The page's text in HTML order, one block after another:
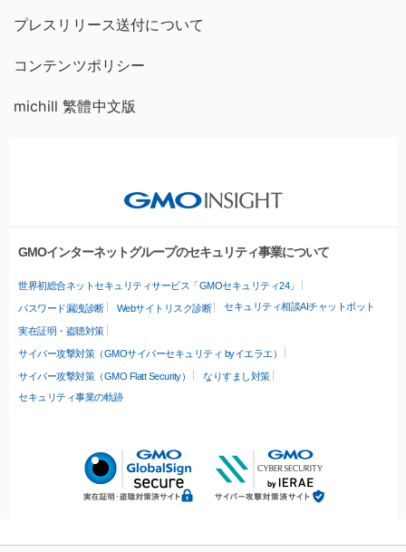
プレスリリース送付について
コンテンツポリシー
michill 繁體中文版
GMOインターネットグループのセキュリティ事業について
世界初総合ネットセキュリティサービス「GMOセキュリティ24」
パスワード漏洩診断 Webサイトリスク診断 セキュリティ相談AIチャットボット
実在証明・盗聴対策
サイバー攻撃対策（GMOサイバーセキュリティ byイエラエ）
サイバー攻撃対策（GMO Flatt Security）
なりすまし対策
セキュリティ事業の軌跡